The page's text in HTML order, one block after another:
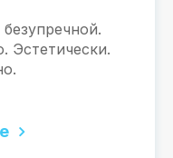
Эстетически.